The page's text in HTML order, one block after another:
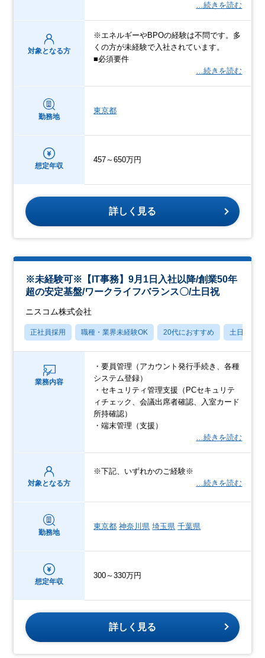
…続きを読む
対象となる方
※エネルギーやBPOの経験は不問です。多
くの方が未経験で入社されています。
■必須要件
…続きを読む
勤務地
東京都
想定年収
457～650万円
詳しく見る
※未経験可※【IT事務】9月1日入社以降/創業50年
超の安定基盤/ワークライフバランス〇/土日祝
ニスコム株式会社
正社員採用 職種・業界未経験OK 20代におすすめ 土日祝休み
業務内容
・要員管理（アカウント発行手続き、各種
システム登録）
・セキュリティ管理支援（PCセキュリテ
ィチェック、会議出席者確認、入室カード
所持確認）
・端末管理（支援）
…続きを読む
対象となる方
※下記、いずれかのご経験※
…続きを読む
勤務地
東京都 神奈川県 埼玉県 千葉県
想定年収
300～330万円
詳しく見る